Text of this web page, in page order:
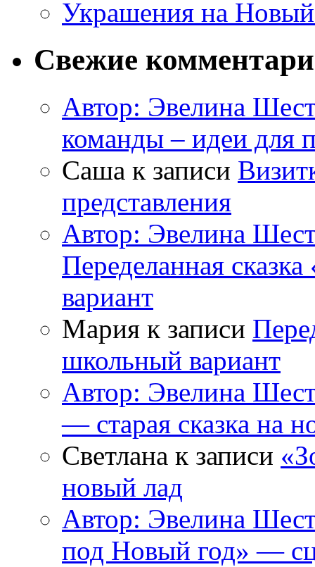
Украшения на
Свежие
Автор: Эвелина
команды – идеи для
Саша к записи
представления
Автор: Эвелина
Переделанная
вариант
Мария к записи
школьный вариант
Автор: Эвелина
— старая сказка на
Светлана к записи
новый лад
Автор: Эвелина
под Новый год» —